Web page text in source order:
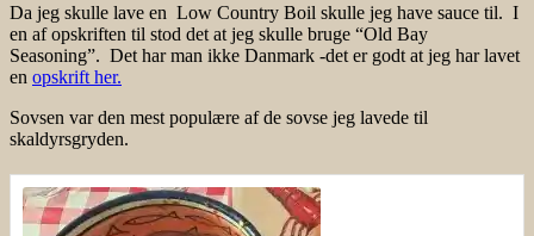
Da jeg skulle lave en Low Country Boil skulle jeg have sauce til. I
en af opskriften til stod det at jeg skulle bruge “Old Bay
Seasoning”. Det har man ikke Danmark -det er godt at jeg har lavet
en opskrift her.
Sovsen var den mest populære af de sovse jeg lavede til
skaldyrsgryden.